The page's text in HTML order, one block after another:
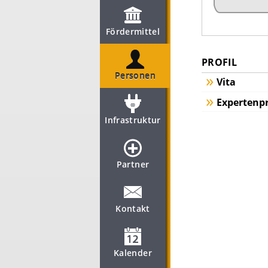
Fördermittel
Personen
Infrastruktur
Partner
Kontakt
Kalender
PROFIL
Vita